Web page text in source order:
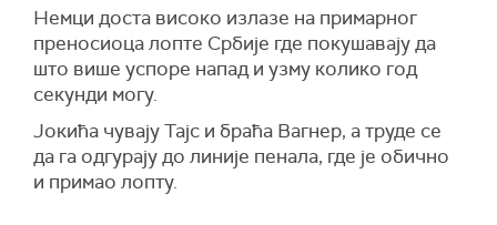
Немци доста високо излазе на примарног
преносиоца лопте Србије где покушавају да
што више успоре напад и узму колико год
секунди могу.
Јокића чувају Тајс и браћа Вагнер, а труде се
да га одгурају до линије пенала, где је обично
и примао лопту.